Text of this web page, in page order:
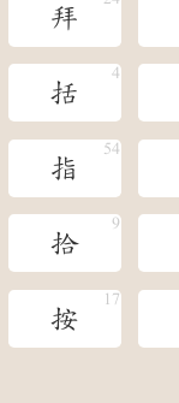
拜
括
指
拾
按